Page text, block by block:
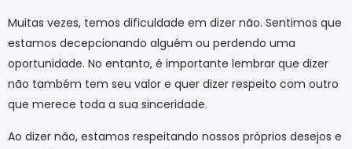
Muitas vezes, temos dificuldade em dizer não. Sentimos que
estamos decepcionando alguém ou perdendo uma
oportunidade. No entanto, é importante lembrar que dizer
não também tem seu valor e quer dizer respeito com outro
que merece toda a sua sinceridade.
Ao dizer não, estamos respeitando nossos próprios desejos e